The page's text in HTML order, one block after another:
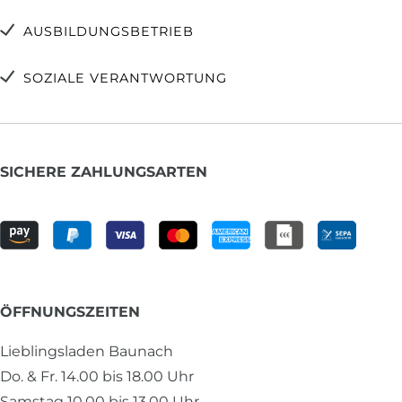
AUSBILDUNGSBETRIEB
SOZIALE VERANTWORTUNG
SICHERE ZAHLUNGSARTEN
ÖFFNUNGSZEITEN
Lieblingsladen Baunach
Do. & Fr. 14.00 bis 18.00 Uhr